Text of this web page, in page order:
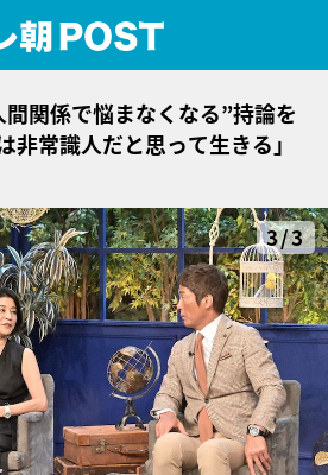
関係で悩まなくなる”持論を
非常識人だと思って生きる」
3/3